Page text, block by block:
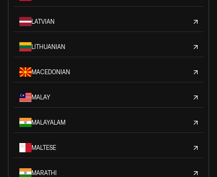
LATVIAN
LITHUANIAN
MACEDONIAN
MALAY
MALAYALAM
MALTESE
MARATHI